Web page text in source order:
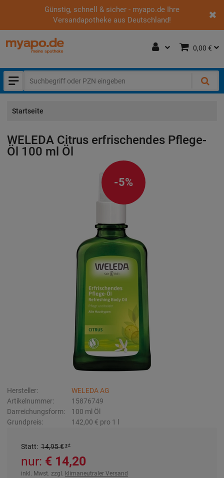
Günstig, schnell & sicher - myapo.de Ihre
Versandapotheke aus Deutschland!
0,00 €
Startseite
WELEDA Citrus erfrischendes Pflege-
Öl 100 ml Öl
-5%
Hersteller:
WELEDA AG
Artikelnummer:
15876749
Darreichungsform:
100 ml Öl
Grundpreis:
142,00 € pro 1 l
Statt: 14,95 €³
nur: 14,20 €
inkl. Mwst. zzgl. klimaneutraler Versand